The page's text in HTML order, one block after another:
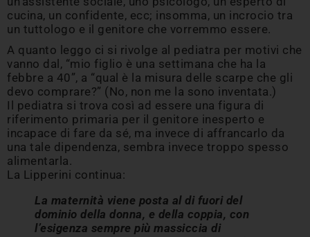
cucina, un confidente, ecc; insomma, un incrocio tra
un tuttologo e il genitore che vorremmo essere.
A quanto leggo ci si rivolge al pediatra per motivi che
vanno dal, “mio figlio è una settimana che ha la
febbre a 40”, a “qual è la misura delle scarpe che gli
devo comprare?” (No, non me la sono inventata.)
Il pediatra si trova così ad essere una figura di
riferimento primaria per il genitore inesperto e
incapace di fare da sé, ma invece di affrancarlo da
una tale dipendenza, sembra invece troppo spesso
alimentarla.
La Lipperini continua:
La maternità viene posta al di fuori del
dominio della donna, e della coppia, con
l’esigenza sempre più massiccia di